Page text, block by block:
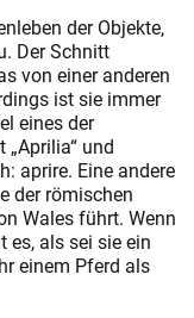
der Objekte,
Der Schnitt
von einer anderen
ist sie immer
eines der
und
aprire. Eine andere
der römischen
Wales führt. Wenn
es, als sei sie ein
einem Pferd als